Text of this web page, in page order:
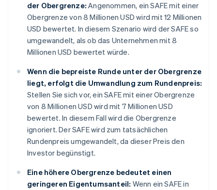
der Obergrenze: Angenommen, ein SAFE mit einer
Obergrenze von 8 Millionen USD wird mit 12 Millionen
USD bewertet. In diesem Szenario wird der SAFE so
umgewandelt, als ob das Unternehmen mit 8
Millionen USD bewertet würde.
Wenn die bepreiste Runde unter der Obergrenze
liegt, erfolgt die Umwandlung zum Rundenpreis:
Stellen Sie sich vor, ein SAFE mit einer Obergrenze
von 8 Millionen USD wird mit 7 Millionen USD
bewertet. In diesem Fall wird die Obergrenze
ignoriert. Der SAFE wird zum tatsächlichen
Rundenpreis umgewandelt, da dieser Preis den
Investor begünstigt.
Eine höhere Obergrenze bedeutet einen
geringeren Eigentumsanteil: Wenn ein SAFE in